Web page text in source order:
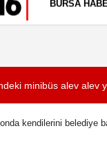
BURSA
minibüs alev alev
kendilerini belediye